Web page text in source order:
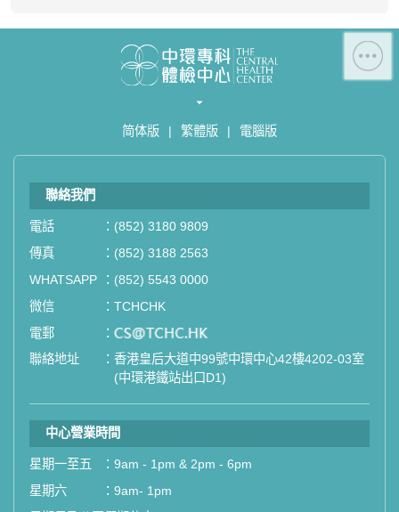
简体版 | 繁體版 | 電腦版
聯絡我們
電話 ： (852) 3180 9809
傳真
： (852) 3188 2563
WHATSAPP
： (852) 5543 0000
微信
： TCHCHK
電郵
： email
聯絡地址
： 香港皇后大道中99號中環中心42樓4202-03室
(中環港鐵站出口D1)
中心營業時間
星期一至五 ： 9am - 1pm & 2pm - 6pm
星期六
： 9am- 1pm
解，請隨時與我們聯繫。謝謝您的支